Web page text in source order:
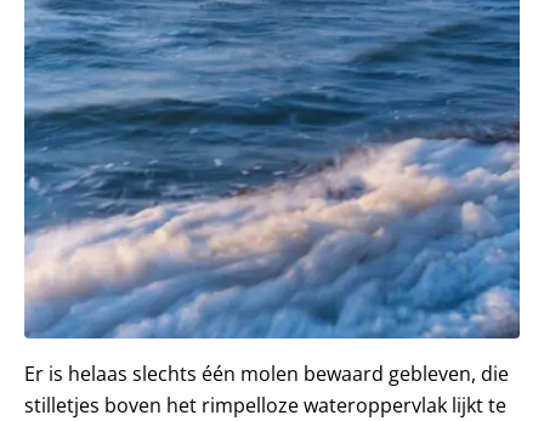
Er is helaas slechts één molen bewaard gebleven, die
stilletjes boven het rimpelloze wateroppervlak lijkt te